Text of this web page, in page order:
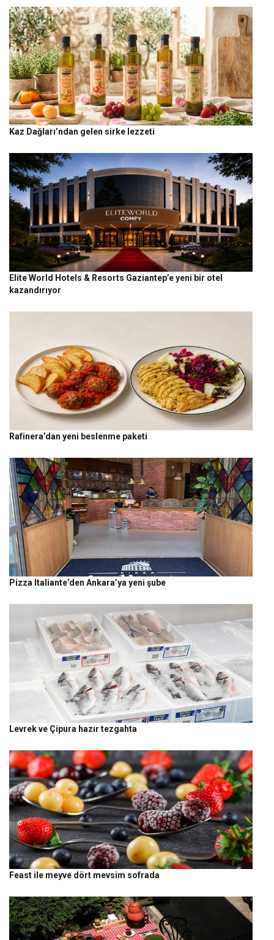
Kaz Dağları’ndan gelen sirke lezzeti
Elite World Hotels & Resorts Gaziantep’e yeni bir otel
kazandırıyor
Rafinera’dan yeni beslenme paketi
Pizza Italiante’den Ankara’ya yeni şube
Levrek ve Çipura hazır tezgahta
Feast ile meyve dört mevsim sofrada